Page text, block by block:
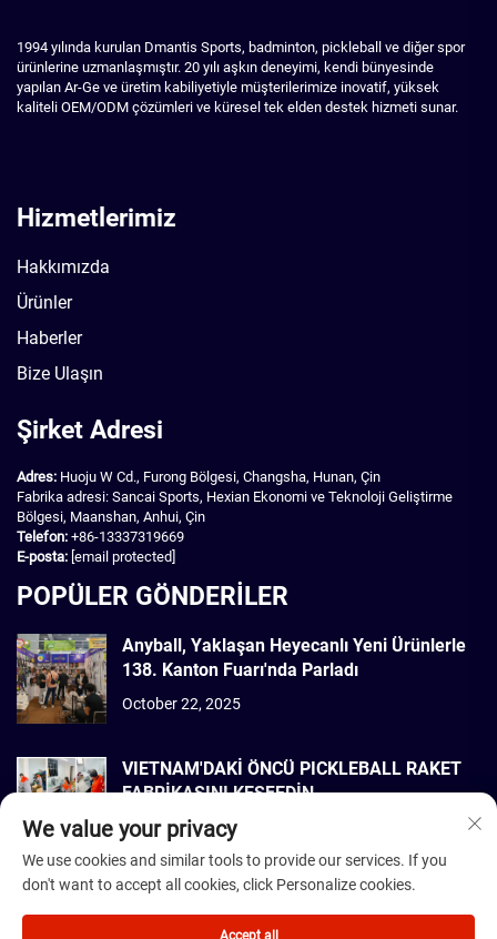
1994 yılında kurulan Dmantis Sports, badminton, pickleball ve diğer spor
ürünlerine uzmanlaşmıştır. 20 yılı aşkın deneyimi, kendi bünyesinde
yapılan Ar-Ge ve üretim kabiliyetiyle müşterilerimize inovatif, yüksek
kaliteli OEM/ODM çözümleri ve küresel tek elden destek hizmeti sunar.
Hizmetlerimiz
Hakkımızda
Ürünler
Haberler
Bize Ulaşın
Şirket Adresi
Adres: Huoju W Cd., Furong Bölgesi, Changsha, Hunan, Çin
Fabrika adresi: Sancai Sports, Hexian Ekonomi ve Teknoloji Geliştirme
Bölgesi, Maanshan, Anhui, Çin
Telefon: +86-13337319669
E-posta: [email protected]
POPÜLER GÖNDERİLER
Anyball, Yaklaşan Heyecanlı Yeni Ürünlerle
138. Kanton Fuarı'nda Parladı
October 22, 2025
VIETNAM'DAKİ ÖNCÜ PICKLEBALL RAKET
FABRİKASINI KEŞFEDİN
September 22, 2025
Telif Hakkı © 2026 Dmantis Sports Goods Co., Ltd. Beijing Tüm hakları
saklıdır. - Gizlilik Politikası
We value your privacy
We use cookies and similar tools to provide our services. If you
don't want to accept all cookies, click Personalize cookies.
Accept all